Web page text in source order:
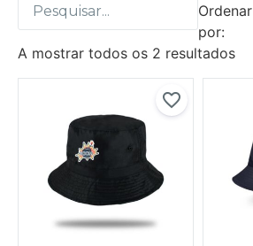
Ordenar
por:
A mostrar todos os 2 resultados